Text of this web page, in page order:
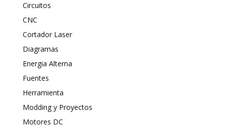
Circuitos
CNC
Cortador Laser
Diagramas
Energia Alterna
Fuentes
Herramienta
Modding y Proyectos
Motores DC